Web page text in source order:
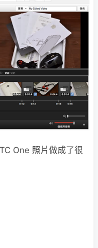
One 照片做成了很